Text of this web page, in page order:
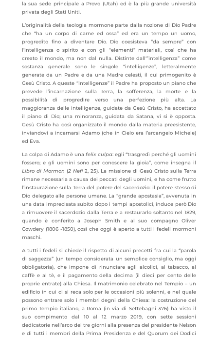
la sua sede principale a Provo (Utah) ed è la più grande università
privata degli Stati Uniti.
L’originalità della teologia mormone parte dalla nozione di Dio Padre
che “ha un corpo di carne ed ossa” ed era un tempo un uomo,
progredito fino a diventare Dio. Dio coesisteva “da sempre” con
l’intelligenza o spirito e con gli “elementi” materiali, così che ha
creato il mondo, ma non dal nulla. Distinte dall'”intelligenza” come
sostanza generale sono le singole “intelligenze”, letteralmente
generate da un Padre e da una Madre celesti, il cui primogenito è
Gesù Cristo. A queste “intelligenze” il Padre ha proposto un piano che
prevede l’incarnazione sulla Terra, la sofferenza, la morte e la
possibilità di progredire verso una perfezione più alta. La
maggioranza delle intelligenze, guidate da Gesù Cristo, ha accettato
il piano di Dio; una minoranza, guidata da Satana, vi si è opposta.
Gesù Cristo ha così organizzato il mondo dalla materia preesistente,
inviandovi a incarnarsi Adamo (che in Cielo era l’arcangelo Michele)
ed Eva.
La colpa di Adamo è una felix culpa: egli “trasgredì perché gli uomini
fossero; e gli uomini sono per conoscere la gioia”, come insegna il
Libro di Mormon (2 Nefi2, 25). La missione di Gesù Cristo sulla Terra
rimane necessaria a causa dei peccati degli uomini, e ha come frutto
l’instaurazione sulla Terra del potere del sacerdozio: il potere stesso di
Dio delegato alle persone umane. La “grande apostasia”, avvenuta in
una data imprecisata subito dopo i tempi apostolici, induce però Dio
a rimuovere il sacerdozio dalla Terra e a restaurarlo soltanto nel 1829,
quando è conferito a Joseph Smith e al suo compagno Oliver
Cowdery (1806 -1850), così che oggi è aperto a tutti i fedeli mormoni
maschi.
A tutti i fedeli si chiede il rispetto di alcuni precetti fra cui la “parola
di saggezza” (un tempo considerata un semplice consiglio, ma oggi
obbligatoria), che impone di rinunciare agli alcolici, al tabacco, al
caffè e al tè, e il pagamento della decima (il dieci per cento delle
proprie entrate) alla Chiesa. Il matrimonio celebrato nel Tempio – un
edificio in cui ci si reca solo per le occasioni più solenni, e nel quale
possono entrare solo i membri degni della Chiesa: la costruzione del
primo Tempio italiano, a Roma (in via di Settebagni 376) ha visto il
suo compimento dal 10 al 12 marzo 2019, con sette sessioni
dedicatorie nell’arco dei tre giorni alla presenza del presidente Nelson
e di tutti i membri della Prima Presidenza e del Quorum dei Dodici